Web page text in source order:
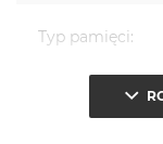
ozdobą,
zrobisz
Typ pamięci:
Przepustowość